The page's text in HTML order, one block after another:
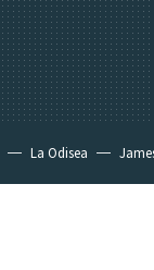
La Odisea